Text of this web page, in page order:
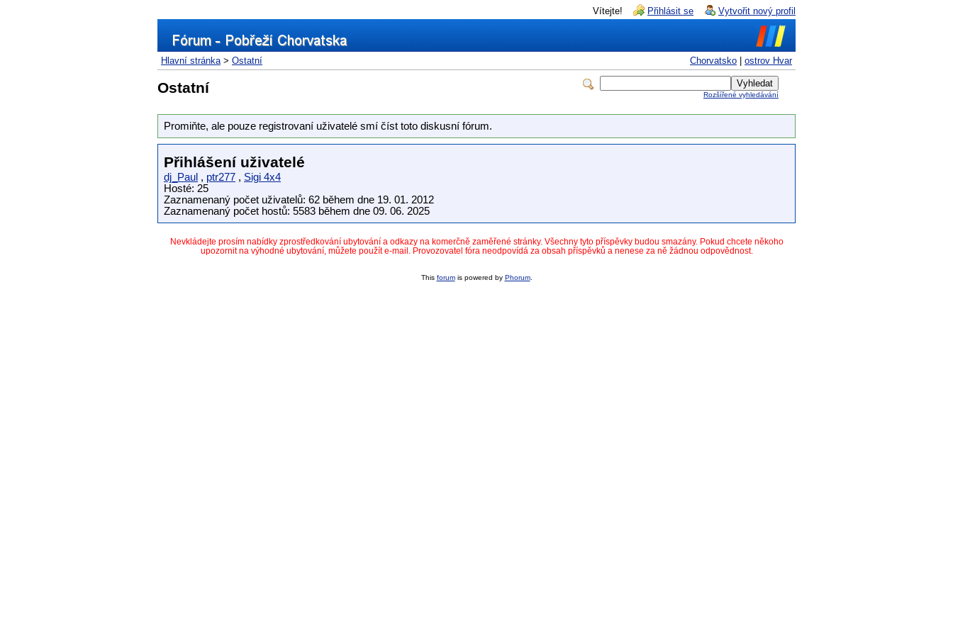
Vítejte! Přihlásit se Vytvořit nový profil
Chorvatsko ostrov Hvar
Hlavní stránka> Ostatní
Rozšířené vyhledávání
Ostatní
Promiňte, ale pouze registrovaní uživatelé smí číst toto diskusní fórum.
Přihlášení uživatelé
dj_Paul , ptr277 , Sigi 4x4
Hosté: 25
Zaznamenaný počet uživatelů: 62 během dne 19. 01. 2012
Zaznamenaný počet hostů: 5583 během dne 09. 06. 2025
Nevkládejte prosím nabídky zprostředkování ubytování a odkazy na komerčně zaměřené stránky. Všechny tyto příspěvky budou smazány. Pokud chcete někoho
upozornit na výhodné ubytování, můžete použít e-mail. Provozovatel fóra neodpovídá za obsah příspěvků a nenese za ně žádnou odpovědnost.
This forumis powered by Phorum.